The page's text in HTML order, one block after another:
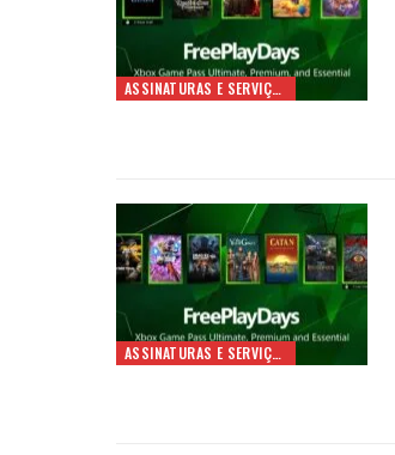
ASSINATURAS E SERVIÇOS
ASSINATURAS E SERVIÇOS